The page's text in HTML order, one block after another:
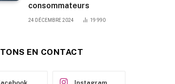
consommateurs
24 DÉCEMBRE 2024 19 990
EN CONTACT
Instagram